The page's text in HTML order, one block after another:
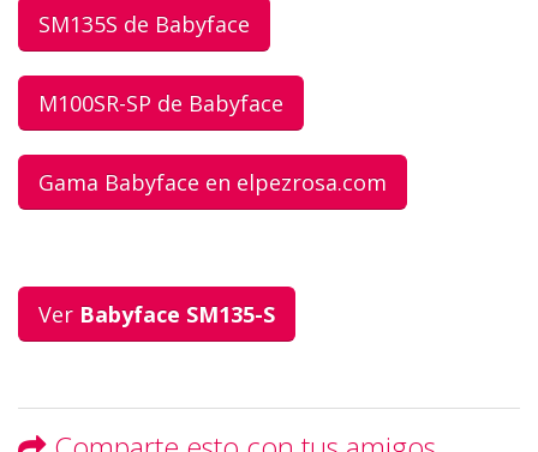
SM135S de Babyface
M100SR-SP de Babyface
Gama Babyface en elpezrosa.com
Ver Babyface SM135-S